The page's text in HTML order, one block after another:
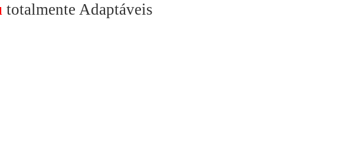
totalmente Adaptáveis